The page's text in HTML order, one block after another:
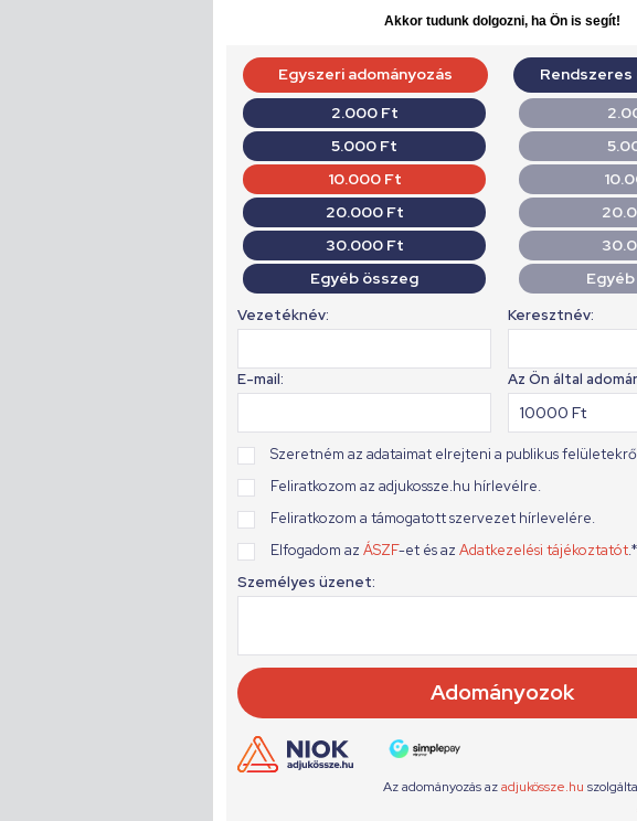
Akkor tudunk dolgozni, ha Ön is segít!